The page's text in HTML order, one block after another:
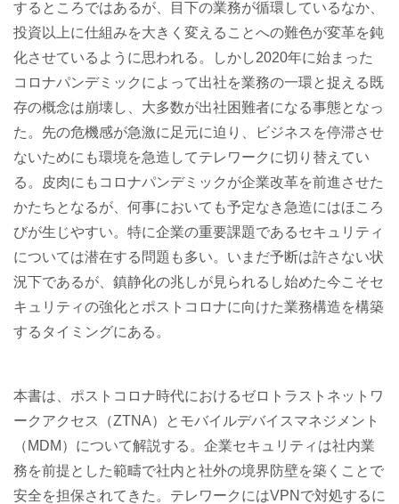
するところではあるが、目下の業務が循環しているなか、
投資以上に仕組みを大きく変えることへの難色が変革を鈍
化させているように思われる。しかし2020年に始まった
コロナパンデミックによって出社を業務の一環と捉える既
存の概念は崩壊し、大多数が出社困難者になる事態となっ
た。先の危機感が急激に足元に迫り、ビジネスを停滞させ
ないためにも環境を急造してテレワークに切り替えてい
る。皮肉にもコロナパンデミックが企業改革を前進させた
かたちとなるが、何事においても予定なき急造にはほころ
びが生じやすい。特に企業の重要課題であるセキュリティ
については潜在する問題も多い。いまだ予断は許さない状
況下であるが、鎮静化の兆しが見られるし始めた今こそセ
キュリティの強化とポストコロナに向けた業務構造を構築
するタイミングにある。
本書は、ポストコロナ時代におけるゼロトラストネットワ
ークアクセス（ZTNA）とモバイルデバイスマネジメント
（MDM）について解説する。企業セキュリティは社内業
務を前提とした範疇で社内と社外の境界防壁を築くことで
安全を担保されてきた。テレワークにはVPNで対処するに